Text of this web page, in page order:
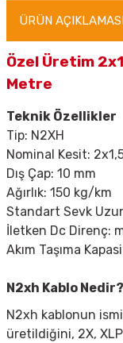
ÜRÜN
Özel Üretim
Metre
Teknik Özellikler
Tip: N2XH
Nominal Kesit:
Dış Çap: 10 mm
Ağırlık: 150 kg/km
Standart Sevk
İletken Dc Direnç:
Akım Taşıma
N2xh Kablo Nedir?
N2xh kablonun
üretildiğini, 2X,